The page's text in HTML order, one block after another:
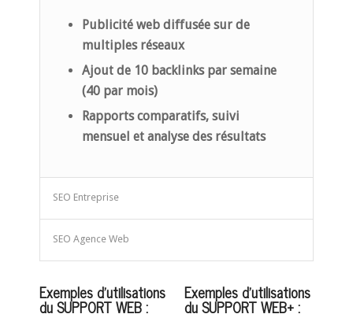
Publicité web diffusée sur de
multiples réseaux
Ajout de 10 backlinks par semaine
(40 par mois)
Rapports comparatifs, suivi
mensuel et analyse des résultats
SEO Entreprise
SEO Agence Web
Exemples d’utilisations
du SUPPORT WEB :
Exemples d’utilisations
du SUPPORT WEB+ :